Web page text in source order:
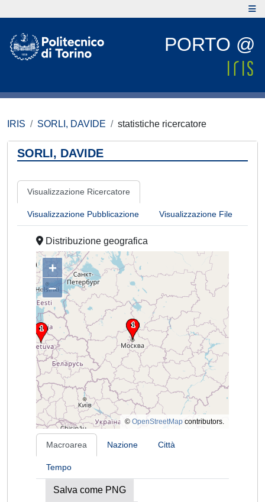
PORTO @
IRIS SORLI, DAVIDE statistiche ricercatore
SORLI, DAVIDE
Visualizzazione Ricercatore
Visualizzazione Pubblicazione Visualizzazione File
Distribuzione geografica
+
–
© OpenStreetMap contributors.
Macroarea Nazione Città
Tempo
Salva come PNG